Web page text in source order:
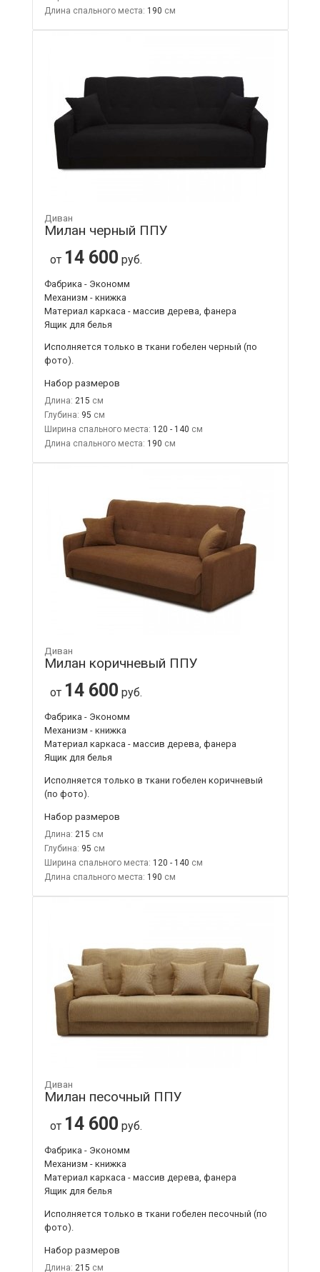
Длина спального места: 190
Диван
Милан черный ППУ
от 14 600 руб.
Фабрика - Экономм
Механизм - книжка
Материал каркаса - массив дерева, фанера
Ящик для белья
Исполняется только в ткани гобелен черный (по
фото).
Набор размеров
Длина: 215
Глубина: 95
Ширина спального места: 120 - 140
Длина спального места: 190
Диван
Милан коричневый ППУ
от 14 600 руб.
Фабрика - Экономм
Механизм - книжка
Материал каркаса - массив дерева, фанера
Ящик для белья
Исполняется только в ткани гобелен коричневый
(по фото).
Набор размеров
Длина: 215
Глубина: 95
Ширина спального места: 120 - 140
Длина спального места: 190
Диван
Милан песочный ППУ
от 14 600 руб.
Фабрика - Экономм
Механизм - книжка
Материал каркаса - массив дерева, фанера
Ящик для белья
Исполняется только в ткани гобелен песочный (по
фото).
Набор размеров
Длина: 215